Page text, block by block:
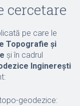
cercetare
pe care le
Topografie şi
şi în cadrul
Inginereşti
geodezice: